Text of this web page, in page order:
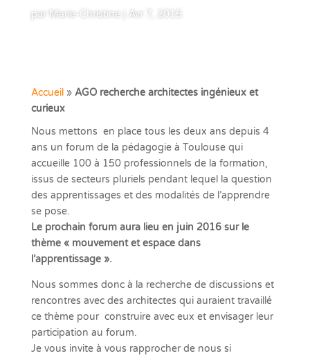
par Marie-Christine Avr 7, 2015
Accueil» AGO recherche architectes ingénieux et
curieux
Nous mettons en place tous les deux ans depuis 4
ans un forum de la pédagogie à Toulouse qui
accueille 100 à 150 professionnels de la formation,
issus de secteurs pluriels pendant lequel la question
des apprentissages et des modalités de l’apprendre
se pose.
Le prochain forum aura lieu en juin 2016 sur le
thème « mouvement et espace dans
l’apprentissage ».
Nous sommes donc à la recherche de discussions et
rencontres avec des architectes qui auraient travaillé
ce thème pour construire avec eux et envisager leur
participation au forum.
Je vous invite à vous rapprocher de nous si